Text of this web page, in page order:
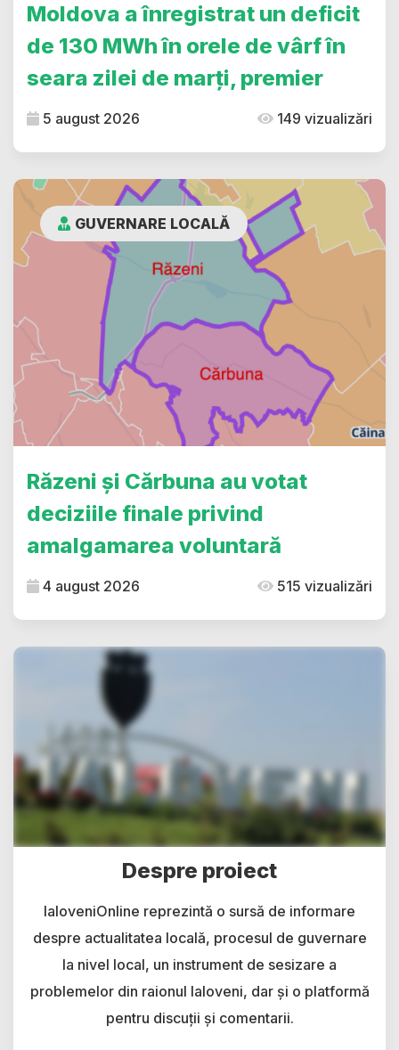
Moldova a înregistrat un deficit
de 130 MWh în orele de vârf în
seara zilei de marți, premier
5 august 2026 149 vizualizări
GUVERNARE LOCALĂ
Răzeni și Cărbuna au votat
deciziile finale privind
amalgamarea voluntară
4 august 2026 515 vizualizări
Despre proiect
IaloveniOnline reprezintă o sursă de informare
despre actualitatea locală, procesul de guvernare
la nivel local, un instrument de sesizare a
problemelor din raionul Ialoveni, dar și o platformă
pentru discuții și comentarii.